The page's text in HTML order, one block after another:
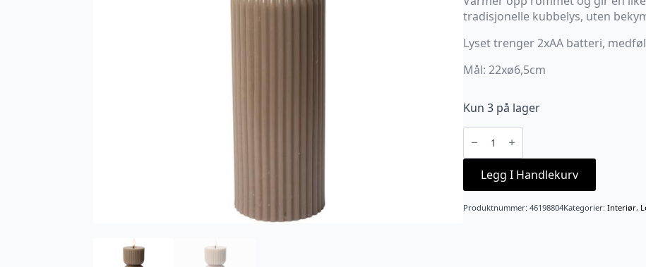
tradisjonelle kubbelys, uten
Lyset trenger 2xAA batteri,
Mål: 22xø6,5cm
Kun 3 på lager
LED
kubbelys
riller
latte
antallLegg I Handlekurv
Produktnummer: 46198804Kategorier: Interiør,